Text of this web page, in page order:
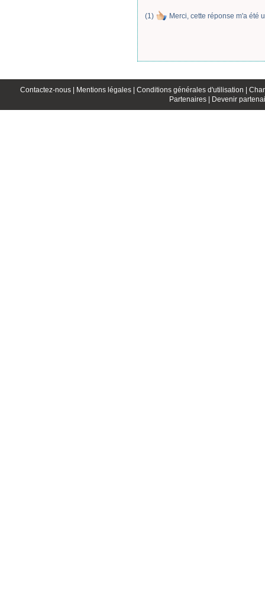
(1) Merci, cette réponse m'a été
Contactez-nous | Mentions légales | Conditions générales d'utilisation |
Partenaires |
Devenir